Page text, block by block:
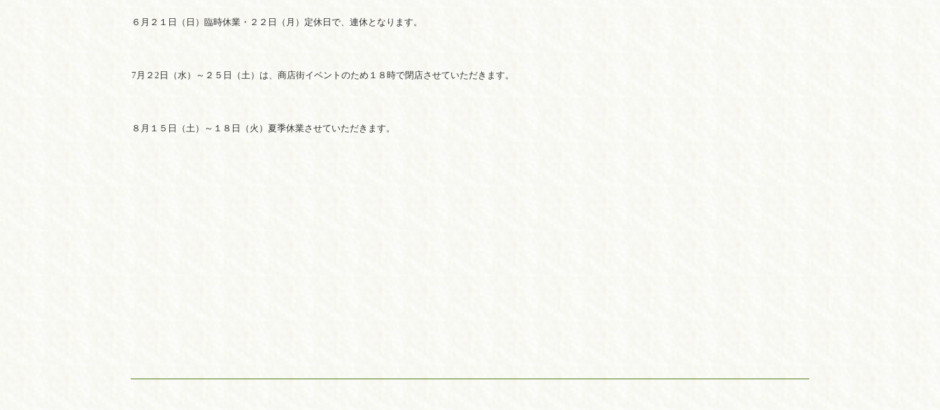
６月２１日（日）臨時休業・２２日（月）定休日で、連休となります。
7月２2日（水）～２５日（土）は、商店街イベントのため１８時で閉店させていただきます。
８月１５日（土）～１８日（火）夏季休業させていただきます。